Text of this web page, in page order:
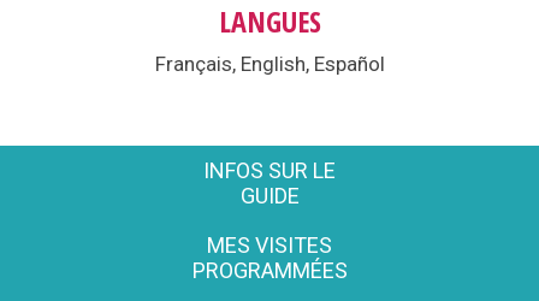
LANGUES
Français, English, Español
INFOS SUR LE
GUIDE
MES VISITES
PROGRAMMÉES